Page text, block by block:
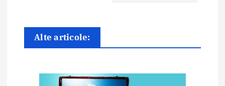
a
Alte articole: